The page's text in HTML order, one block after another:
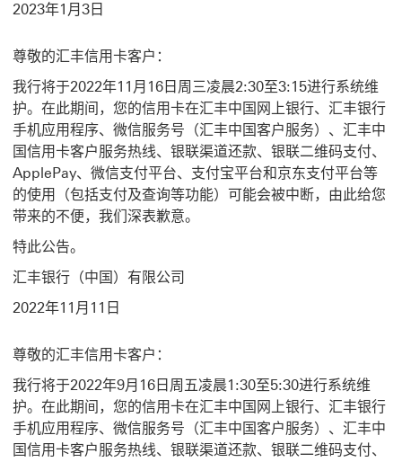
2023年1月3日
尊敬的汇丰信用卡客户：
我行将于2022年11月16日周三凌晨2:30至3:15进行系统维
护。在此期间，您的信用卡在汇丰中国网上银行、汇丰银行
手机应用程序、微信服务号（汇丰中国客户服务）、汇丰中
国信用卡客户服务热线、银联渠道还款、银联二维码支付、
ApplePay、微信支付平台、支付宝平台和京东支付平台等
的使用（包括支付及查询等功能）可能会被中断，由此给您
带来的不便，我们深表歉意。
特此公告。
汇丰银行（中国）有限公司
2022年11月11日
尊敬的汇丰信用卡客户：
我行将于2022年9月16日周五凌晨1:30至5:30进行系统维
护。在此期间，您的信用卡在汇丰中国网上银行、汇丰银行
手机应用程序、微信服务号（汇丰中国客户服务）、汇丰中
国信用卡客户服务热线、银联渠道还款、银联二维码支付、